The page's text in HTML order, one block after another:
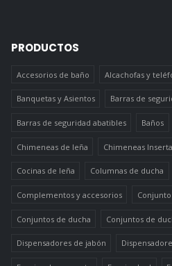
PRODUCTOS
Accesorios de baño Alcachofas y
Banquetas y Asientos Barras de
Barras de seguridad abatibles Baños
Chimeneas de leña Chimeneas
Cocinas de leña Columnas de ducha
Complementos y accesorios
Conjuntos de ducha Conjuntos de
Dispensadores de jabón